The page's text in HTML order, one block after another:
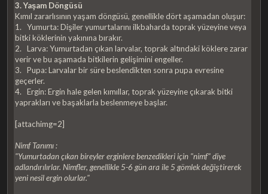
3. Yaşam Döngüsü
Kımıl zararlısının yaşam döngüsü, genellikle dört aşamadan oluşur:
1. Yumurta: Dişiler yumurtalarını ilkbaharda toprak yüzeyine veya
bitki köklerinin yakınına bırakır.
2. Larva: Yumurtadan çıkan larvalar, toprak altındaki köklere zarar
verir ve bu aşamada bitkilerin gelişimini engeller.
3. Pupa: Larvalar bir süre beslendikten sonra pupa evresine
geçerler.
4. Ergin: Ergin hale gelen kımıllar, toprak yüzeyine çıkarak bitki
yaprakları ve başaklarla beslenmeye başlar.
[attachimg=2]
Nimf Tanımı :
"Yumurtadan çıkan bireyler erginlere benzedikleri için "nimf" diye
adlandırılırlar. Nimfler, genellikle 5-6 gün ara ile 5 gömlek değiştirerek
yeni nesil ergin olurlar."